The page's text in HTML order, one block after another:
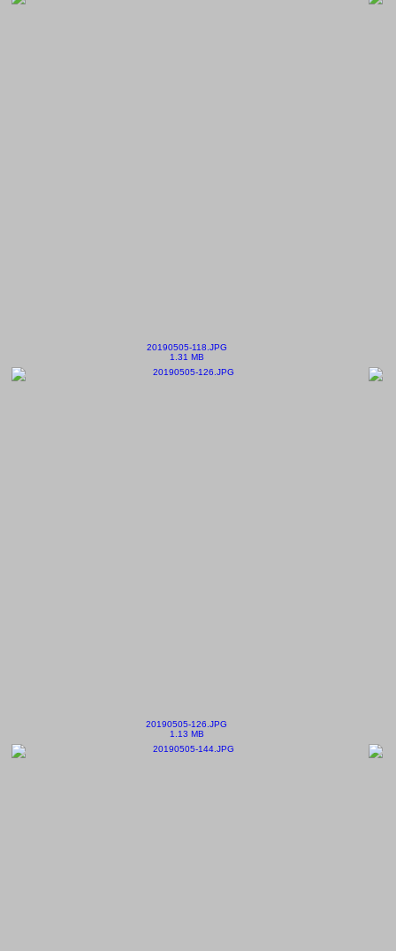
20190505-118.JPG
1.31 MB
20190505-126.JPG
1.13 MB